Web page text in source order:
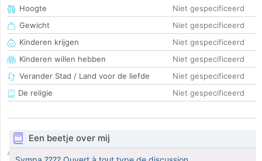
Hoogte
Niet gespecificeerd
Gewicht
Niet gespecificeerd
Kinderen krijgen
Niet gespecificeerd
Kinderen willen hebben
Niet gespecificeerd
Verander Stad / Land voor de liefde
Niet gespecificeerd
De religie
Niet gespecificeerd
Een beetje over mij